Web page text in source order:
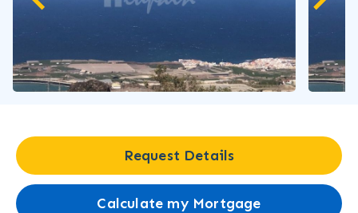
Request Details
Calculate my Mortgage